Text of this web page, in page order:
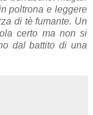
poltrona e leggere
di tè fumante. Un
certo ma non si
dal battito di una